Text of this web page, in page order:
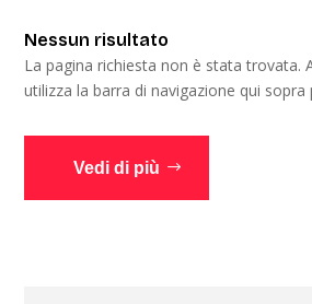
Nessun risultato
La pagina richiesta non è stata trovata.
utilizza la barra di navigazione qui
Vedi di più